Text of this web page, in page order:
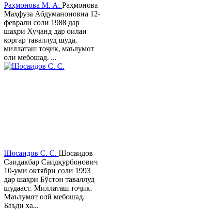
Раҳмонова М. А. Раҳмонова
Маҳфуза Абдуманоновна 12-
феврали соли 1988 дар
шаҳри Хуҷанд дар оилаи
коргар таваллуд шуда,
миллаташ тоҷик, маълумот
олӣ мебошад. ...
Шосаидов С. С. Шосаидов
Саидакбар Саидқурбонович
10-уми октябри соли 1993
дар шаҳри Бўстон таваллуд
шудааст. Миллаташ тоҷик.
Маълумот олӣ мебошад.
Баъди ха...